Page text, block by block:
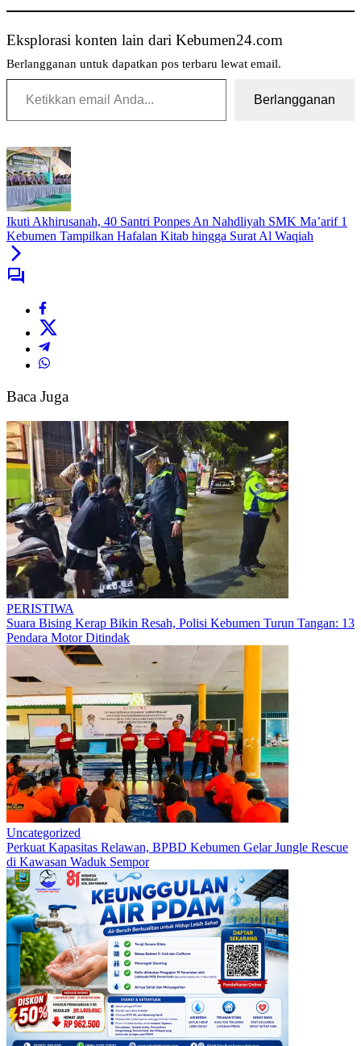
Eksplorasi konten lain dari Kebumen24.com
Berlangganan untuk dapatkan pos terbaru lewat email.
Ketikkan email Anda...
Berlangganan
Tag:
Kerugian
Ditaksir
Capai
Setengah
Miliar
Tragis!
Rumah
dan
Usaha
Mainan
Elektrik
Pejagoan
Kebumen
Ludes
Ikuti Akhirusanah, 40 Santri Ponpes An Nahdliyah SMK Ma’arif 1
Kebumen Tampilkan Hafalan Kitab hingga Surat Al Waqiah
Baca Juga
PERISTIWA
Suara Bising Kerap Bikin Resah, Polisi Kebumen Turun Tangan: 13
Pendara Motor Ditindak
Uncategorized
Perkuat Kapasitas Relawan, BPBD Kebumen Gelar Jungle Rescue
di Kawasan Waduk Sempor